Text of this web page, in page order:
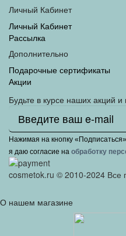
Личный Кабинет
Личный Кабинет
Рассылка
Дополнительно
Подарочные сертификаты
Акции
Будьте в курсе наших акций и
Нажимая на кнопку «Подписаться»,
я даю cогласие на обработку
cosmetok.ru © 2010-2024
О нашем магазине